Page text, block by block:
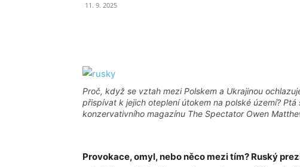
11. 9. 2025
Proč, když se vztah mezi Polskem a Ukrajinou
přispívat k jejich oteplení útokem na polské území?
konzervativního magazínu The Spectator Owen
Provokace, omyl, nebo něco mezi tím? Ruský